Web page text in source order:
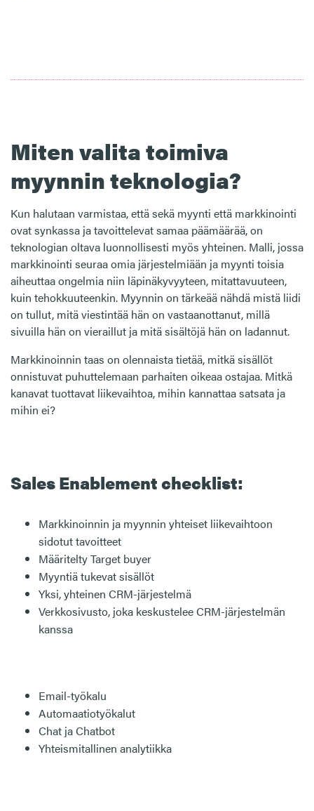
Miten valita toimiva
myynnin teknologia?
Kun halutaan varmistaa, että sekä myynti että markkinointi
ovat synkassa ja tavoittelevat samaa päämäärää, on
teknologian oltava luonnollisesti myös yhteinen. Malli, jossa
markkinointi seuraa omia järjestelmiään ja myynti toisia
aiheuttaa ongelmia niin läpinäkyvyyteen, mitattavuuteen,
kuin tehokkuuteenkin. Myynnin on tärkeää nähdä mistä liidi
on tullut, mitä viestintää hän on vastaanottanut, millä
sivuilla hän on vieraillut ja mitä sisältöjä hän on ladannut.
Markkinoinnin taas on olennaista tietää, mitkä sisällöt
onnistuvat puhuttelemaan parhaiten oikeaa ostajaa. Mitkä
kanavat tuottavat liikevaihtoa, mihin kannattaa satsata ja
mihin ei?
Sales Enablement checklist:
Markkinoinnin ja myynnin yhteiset liikevaihtoon
sidotut tavoitteet
Määritelty Target buyer
Myyntiä tukevat sisällöt
Yksi, yhteinen CRM-järjestelmä
Verkkosivusto, joka keskustelee CRM-järjestelmän
kanssa
Email-työkalu
Automaatiotyökalut
Chat ja Chatbot
Yhteismitallinen analytiikka